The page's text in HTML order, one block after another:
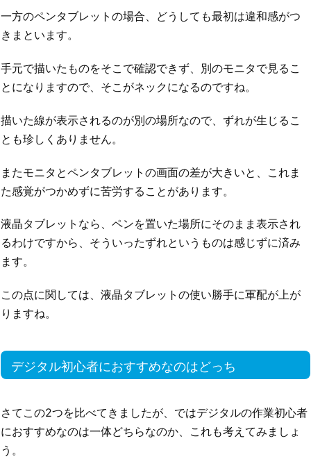
一方のペンタブレットの場合、どうしても最初は違和感がつ
きまといます。
手元で描いたものをそこで確認できず、別のモニタで見るこ
とになりますので、そこがネックになるのですね。
描いた線が表示されるのが別の場所なので、ずれが生じるこ
とも珍しくありません。
またモニタとペンタブレットの画面の差が大きいと、これま
た感覚がつかめずに苦労することがあります。
液晶タブレットなら、ペンを置いた場所にそのまま表示され
るわけですから、そういったずれというものは感じずに済み
ます。
この点に関しては、液晶タブレットの使い勝手に軍配が上が
りますね。
デジタル初心者におすすめなのはどっち
さてこの2つを比べてきましたが、ではデジタルの作業初心者
におすすめなのは一体どちらなのか、これも考えてみましょ
う。